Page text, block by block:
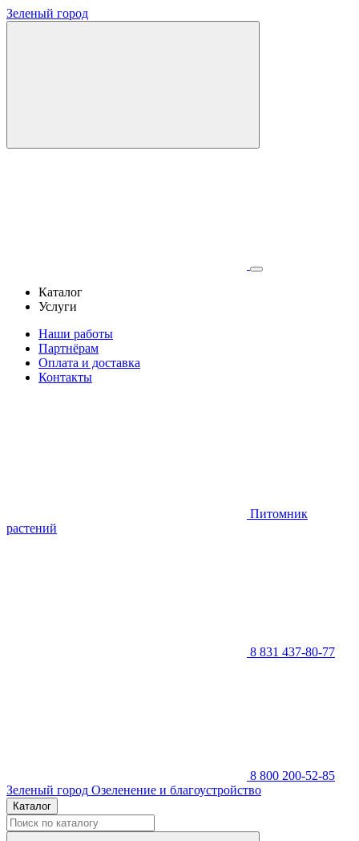
Зеленый город
Каталог
Услуги
Наши работы
Партнёрам
Оплата и доставка
Контакты
Питомник
растений
8 831 437-80-77
8 800 200-52-85
Зеленый город Озеленение и благоустройство
Каталог